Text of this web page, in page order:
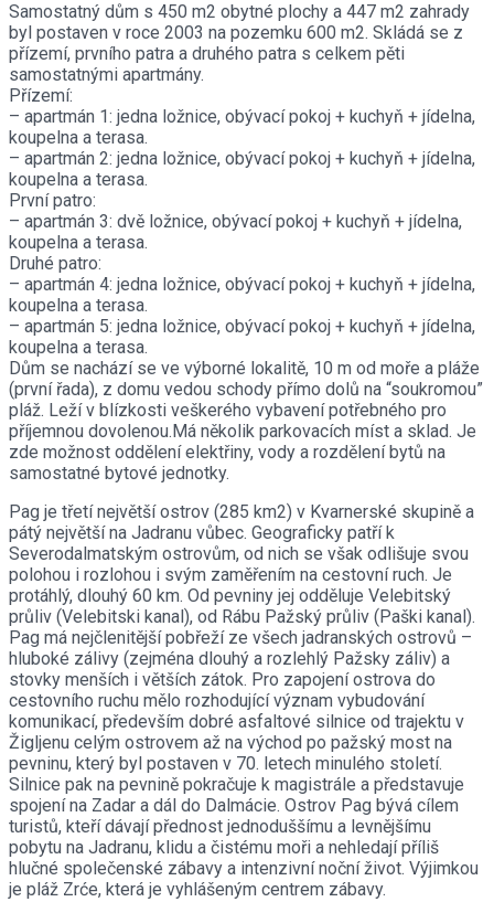
Samostatný dům s 450 m2 obytné plochy a 447 m2 zahrady
byl postaven v roce 2003 na pozemku 600 m2. Skládá se z
přízemí, prvního patra a druhého patra s celkem pěti
samostatnými apartmány.
Přízemí:
– apartmán 1: jedna ložnice, obývací pokoj + kuchyň + jídelna,
koupelna a terasa.
– apartmán 2: jedna ložnice, obývací pokoj + kuchyň + jídelna,
koupelna a terasa.
První patro:
– apartmán 3: dvě ložnice, obývací pokoj + kuchyň + jídelna,
koupelna a terasa.
Druhé patro:
– apartmán 4: jedna ložnice, obývací pokoj + kuchyň + jídelna,
koupelna a terasa.
– apartmán 5: jedna ložnice, obývací pokoj + kuchyň + jídelna,
koupelna a terasa.
Dům se nachází se ve výborné lokalitě, 10 m od moře a pláže
(první řada), z domu vedou schody přímo dolů na “soukromou”
pláž. Leží v blízkosti veškerého vybavení potřebného pro
příjemnou dovolenou.Má několik parkovacích míst a sklad. Je
zde možnost oddělení elektřiny, vody a rozdělení bytů na
samostatné bytové jednotky.
Pag je třetí největší ostrov (285 km2) v Kvarnerské skupině a
pátý největší na Jadranu vůbec. Geograficky patří k
Severodalmatským ostrovům, od nich se však odlišuje svou
polohou i rozlohou i svým zaměřením na cestovní ruch. Je
protáhlý, dlouhý 60 km. Od pevniny jej odděluje Velebitský
průliv (Velebitski kanal), od Rábu Pažský průliv (Paški kanal).
Pag má nejčlenitější pobřeží ze všech jadranských ostrovů –
hluboké zálivy (zejména dlouhý a rozlehlý Pažsky záliv) a
stovky menších i větších zátok. Pro zapojení ostrova do
cestovního ruchu mělo rozhodující význam vybudování
komunikací, především dobré asfaltové silnice od trajektu v
Žigljenu celým ostrovem až na východ po pažský most na
pevninu, který byl postaven v 70. letech minulého století.
Silnice pak na pevnině pokračuje k magistrále a představuje
spojení na Zadar a dál do Dalmácie. Ostrov Pag bývá cílem
turistů, kteří dávají přednost jednoduššímu a levnějšímu
pobytu na Jadranu, klidu a čistému moři a nehledají příliš
hlučné společenské zábavy a intenzivní noční život. Výjimkou
je pláž Zrće, která je vyhlášeným centrem zábavy.